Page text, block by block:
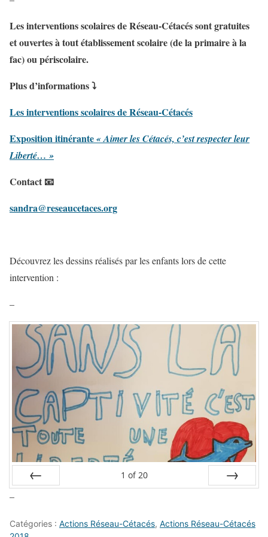
Les interventions scolaires de Réseau-Cétacés sont gratuites
et ouvertes à tout établissement scolaire (de la primaire à la
fac) ou périscolaire.
Plus d’informations ⤵
Les interventions scolaires de Réseau-Cétacés
Exposition itinérante« Aimer les Cétacés, c’est respecter leur
Liberté… »
Contact 📧
sandra@reseaucetaces.org
Découvrez les dessins réalisés par les enfants lors de cette
intervention :
–
1 of 20
–
Catégories : Actions Réseau-Cétacés, Actions Réseau-Cétacés